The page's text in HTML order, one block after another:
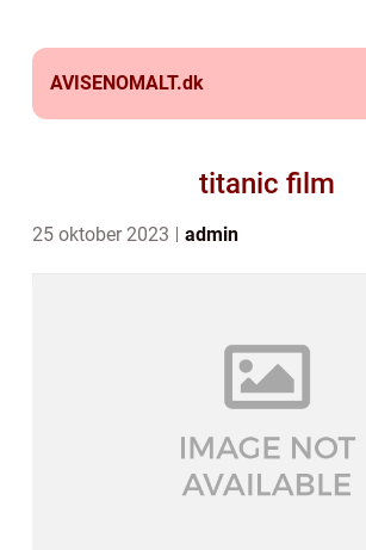
AVISENOMALT.dk
titanic film
25 oktober 2023 admin